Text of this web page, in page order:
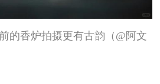
的香炉拍摄更有古韵（@阿文